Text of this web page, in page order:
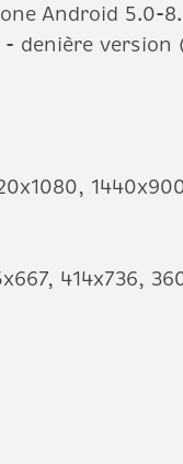
Android 5.0-
denière version
414x736,